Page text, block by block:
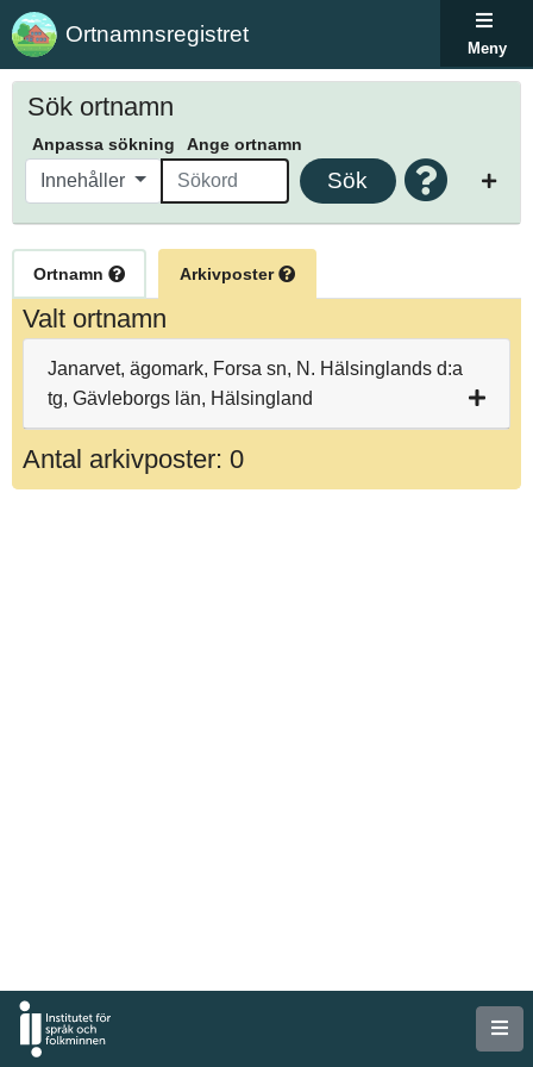
Ortnamnsregistret
Meny
Sök ortnamn
Anpassa sökning Ange ortnamn
Innehåller Sök
Ortnamn Arkivposter
Valt ortnamn
Janarvet, ägomark, Forsa sn, N. Hälsinglands d:a
tg, Gävleborgs län, Hälsingland
Antal arkivposter: 0